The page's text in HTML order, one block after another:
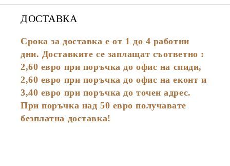
ДОСТАВКА
Срока за доставка е от 1 до 4 работни
дни. Доставките се заплащат съответно :
2,60 евро при поръчка до офис на спиди,
2,60 евро при поръчка до офис на еконт и
3,40 евро при поръчка до точен адрес.
При поръчка над 50 евро получавате
безплатна доставка!